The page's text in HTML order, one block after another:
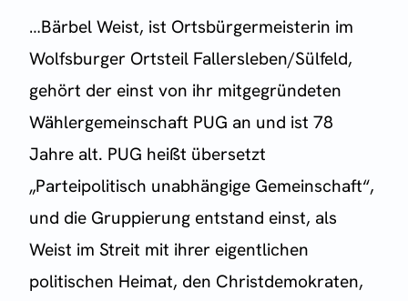
…Bärbel Weist, ist Ortsbürgermeisterin im
Wolfsburger Ortsteil Fallersleben/Sülfeld,
gehört der einst von ihr mitgegründeten
Wählergemeinschaft PUG an und ist 78
Jahre alt. PUG heißt übersetzt
„Parteipolitisch unabhängige Gemeinschaft“,
und die Gruppierung entstand einst, als
Weist im Streit mit ihrer eigentlichen
politischen Heimat, den Christdemokraten,